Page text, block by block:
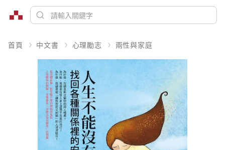
首頁 中文書 心理勵志 兩性與家庭